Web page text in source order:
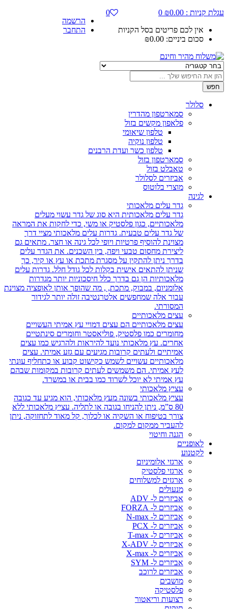
עגלת קניות :
₪0.00
0
אין לכם פריטים בסל הקניות
סכום ביניים:
₪0.00
0
הרשמה
התחבר
חפש
סלולר
סמארטפון מהדרין
פלאפון מקשים בזול
טלפון שיאומי
טלפון נוקיה
טלפון כשר ועדת הרבנים
סמארטפון בזול
טאבלט בזול
אביזרים לסלולר
מוצרי בלוטוס
לגינה
גדר עלים מלאכותי
גדר עלים מלאכותית היא סוג של גדר עשוי מעלים
מלאכותיים, כגון פלסטיק או משי, כדי לחקות את המראה
של גדר עלים טבעית. גדרות עלים מלאכותי מציי דרך
מצוינת להוסיף פרטיות ויופי לכל גינה או חצר. מתאים גם
ליצירת מחסום טבעי ויפה, בין השכנים. את הגדר עלים
בדרך ניתן להתקין על מסגרת מתכת או עץ או קיר, כך
שניתן להתאים אישית בקלות לכל גודל חלל. גדרות עלים
מלאכותיות הן גם בדרך כלל חיסכוניות יותר מגדרות
אלומניום, במבוק, מתכת, , מה שהופך אותן לאופציה מצוינת
עבור אלה שמחפשים אלטרנטיבה זולה יותר לגידור
המסורתי.
עצים מלאכותיים
עצים מלאכותיים הם עצים דמויי עץ אמיתי העשויים
מחומרים כמו פלסטיק, פוליאסטר וחומרים סינתטיים
אחרים. עץ מלאכותי נועד להיראות ולהרגיש כמו עצים
אמיתיים ולעתים קרובות מגיעים עם גזע אמיתי. עצים
מלאכותיים עשויים לשמש כקישוט קבוע או כתחליף עונתי
לעץ אמיתי. הם משמשים לעתים קרובות במקומות שבהם
עץ אמיתי לא יוכל לשרוד כמו בבית או במשרד.
עציץ מלאכותי
עציץ מלאכותי בשונה מעץ מלאכותי, הוא מגיע עד כגובה
80 ס”מ, ניתן להניחו בגובה או לתליה. עציץ מלאכותי ללא
צורך בטיפוח או השקיה או לכלוך, קל מאוד לתחזוקה, ניתן
להעביר ממקום למקום.
הגנה וחיטוי
לאופניים
לקטנוע
ארגזי אלומיניום
ארגזי פלסטיק
ארגזים למשלוחים
מנעולים
אביזרים ל- ADV
אביזרים ל- FORZA
אביזרים ל- N-max
אביזרים ל- PCX
אביזרים ל- T-max
אביזרים ל- X-ADV
אביזרים ל- X-max
אביזרים ל- SYM
אביזרים לרוכב
מושבים
פלסטיקה
רצועות וריאטור